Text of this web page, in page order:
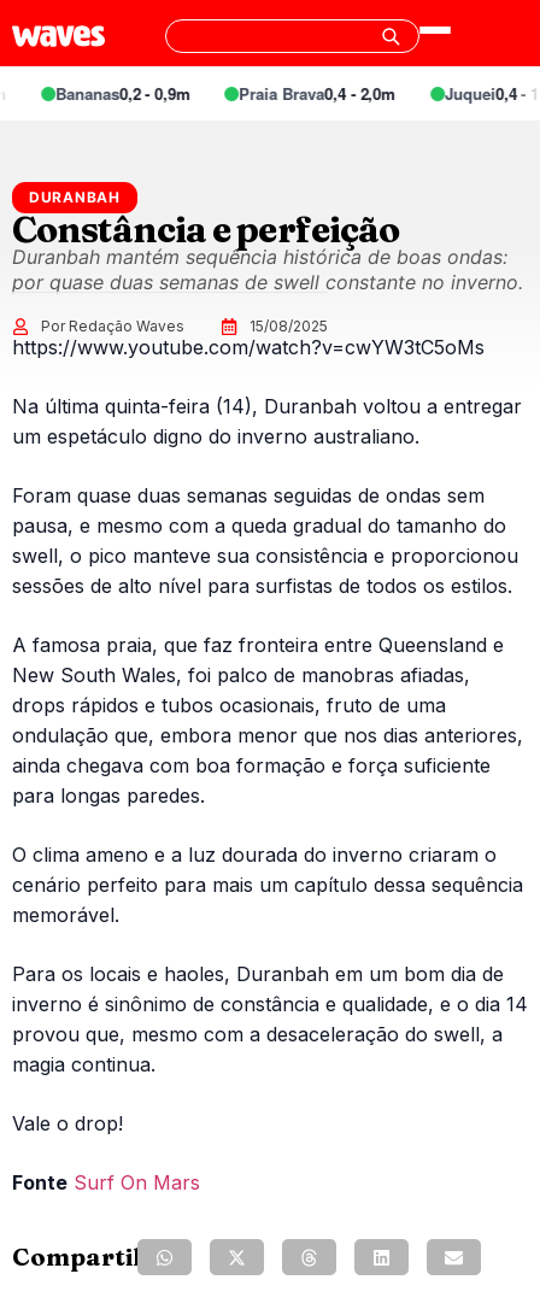
Bananas0,2 - 0,9m Praia Brava0,4 - 2,0m Juquei0,4 -
DURANBAH
Constância e perfeição
Duranbah mantém sequência histórica de boas ondas:
por quase duas semanas de swell constante no inverno.
Por Redação Waves 15/08/2025
https://www.youtube.com/watch?v=cwYW3tC5oMs
Na última quinta-feira (14), Duranbah voltou a entregar
um espetáculo digno do inverno australiano.
Foram quase duas semanas seguidas de ondas sem
pausa, e mesmo com a queda gradual do tamanho do
swell, o pico manteve sua consistência e proporcionou
sessões de alto nível para surfistas de todos os estilos.
A famosa praia, que faz fronteira entre Queensland e
New South Wales, foi palco de manobras afiadas,
drops rápidos e tubos ocasionais, fruto de uma
ondulação que, embora menor que nos dias anteriores,
ainda chegava com boa formação e força suficiente
para longas paredes.
O clima ameno e a luz dourada do inverno criaram o
cenário perfeito para mais um capítulo dessa sequência
memorável.
Para os locais e haoles, Duranbah em um bom dia de
inverno é sinônimo de constância e qualidade, e o dia 14
provou que, mesmo com a desaceleração do swell, a
magia continua.
Vale o drop!
Fonte Surf On Mars
Compartilhe: